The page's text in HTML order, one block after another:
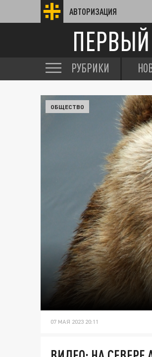
АВТОРИЗАЦИЯ
РУБРИКИ
ОБЩЕСТВО
07 МАЯ 2023 20:11